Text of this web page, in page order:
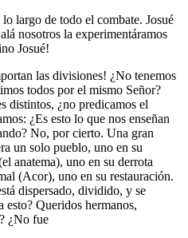
largo de todo el combate. Josué
nosotros la experimentáramos
Josué!
las divisiones! ¿No tenemos
todos por el mismo Señor?
distintos, ¿no predicamos el
¿Es esto lo que nos enseñan
No, por cierto. Una gran
un solo pueblo, uno en su
anatema), uno en su derrota
(Acor), uno en su restauración.
dispersado, dividido, y se
Queridos hermanos,
¿No fue